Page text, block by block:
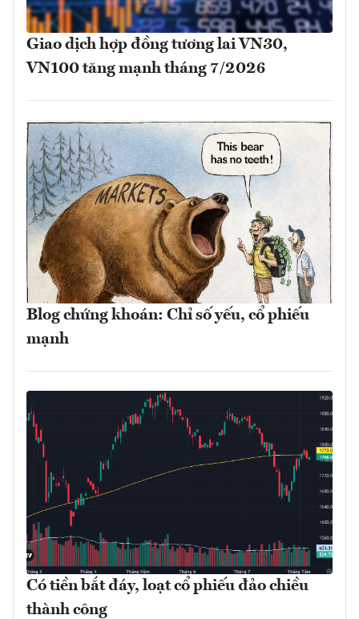
Giao dịch hợp đồng tương lai VN30,
VN100 tăng mạnh tháng 7/2026
Blog chứng khoán: Chỉ số yếu, cổ phiếu
mạnh
Có tiền bắt đáy, loạt cổ phiếu đảo chiều
thành công